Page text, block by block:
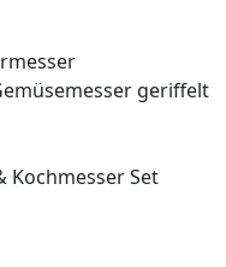
geriffelt
Kochmesser Set